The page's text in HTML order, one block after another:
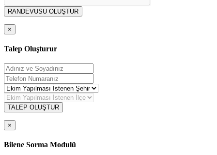
RANDEVUSU OLUŞTUR
×
Talep Oluşturur
TALEP OLUŞTUR
×
Bilene Sorma Modulü